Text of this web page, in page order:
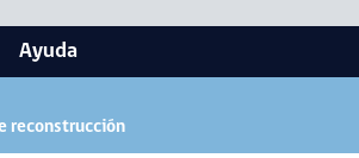
Ayuda
reconstrucción